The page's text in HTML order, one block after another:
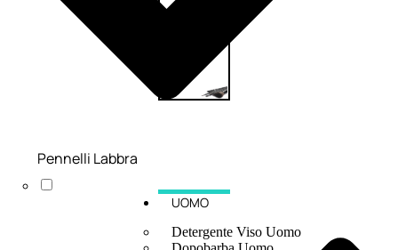
UOMO
Detergente Viso Uomo
Pennelli Labbra